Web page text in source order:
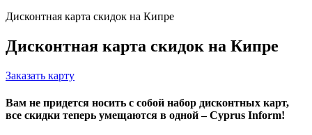
Дисконтная карта скидок на Кипре
Дисконтная карта скидок на Кипре
Заказать карту
Вам не придется носить с собой набор дисконтных карт,
все скидки теперь умещаются в одной – Cyprus Inform!